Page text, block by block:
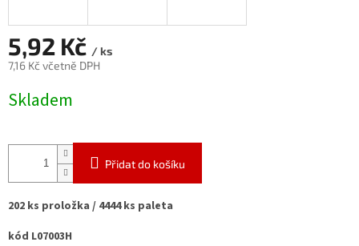
5,92 Kč / ks
7,16 Kč včetně DPH
cena:
Skladem
Přidat do košíku
202 ks proložka / 4444 ks paleta
kód L07003H